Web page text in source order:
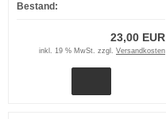
Bestand:
23,00 EUR
inkl. 19 % MwSt. zzgl. Versandkosten